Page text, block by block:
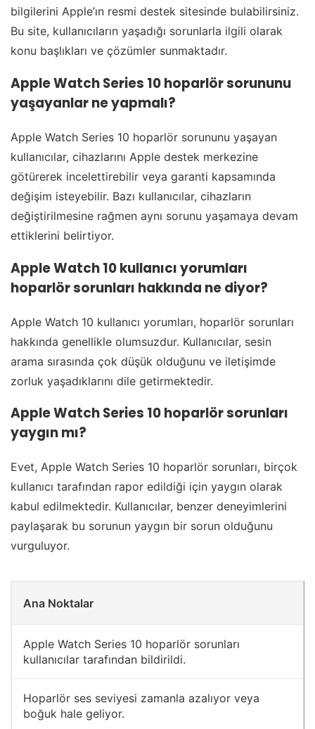
bilgilerini Apple’ın resmi destek sitesinde bulabilirsiniz.
Bu site, kullanıcıların yaşadığı sorunlarla ilgili olarak
konu başlıkları ve çözümler sunmaktadır.
Apple Watch Series 10 hoparlör sorununu
yaşayanlar ne yapmalı?
Apple Watch Series 10 hoparlör sorununu yaşayan
kullanıcılar, cihazlarını Apple destek merkezine
götürerek incelettirebilir veya garanti kapsamında
değişim isteyebilir. Bazı kullanıcılar, cihazların
değiştirilmesine rağmen aynı sorunu yaşamaya devam
ettiklerini belirtiyor.
Apple Watch 10 kullanıcı yorumları
hoparlör sorunları hakkında ne diyor?
Apple Watch 10 kullanıcı yorumları, hoparlör sorunları
hakkında genellikle olumsuzdur. Kullanıcılar, sesin
arama sırasında çok düşük olduğunu ve iletişimde
zorluk yaşadıklarını dile getirmektedir.
Apple Watch Series 10 hoparlör sorunları
yaygın mı?
Evet, Apple Watch Series 10 hoparlör sorunları, birçok
kullanıcı tarafından rapor edildiği için yaygın olarak
kabul edilmektedir. Kullanıcılar, benzer deneyimlerini
paylaşarak bu sorunun yaygın bir sorun olduğunu
vurguluyor.
Ana Noktalar
Apple Watch Series 10 hoparlör sorunları
kullanıcılar tarafından bildirildi.
Hoparlör ses seviyesi zamanla azalıyor veya
boğuk hale geliyor.